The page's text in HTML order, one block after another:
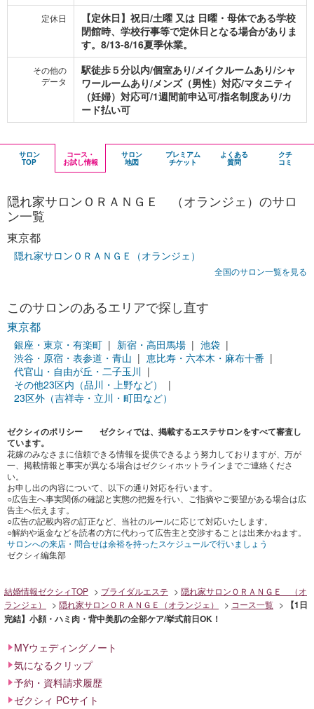
定休日
【定休日】祝日/土曜 又は 日曜・母体である学校
閉館時、学校行事等で定休日となる場合がありま
す。8/13-8/16夏季休業。
その他の
データ
駅徒歩５分以内/個室あり/メイクルームあり/シャ
ワールームあり/メンズ（男性）対応/マタニティ
（妊婦）対応可/1週間前申込可/指名制度あり/カ
ード払い可
サロン
TOP
コース・
お試し情報
サロン
地図
プレミアム
チケット
よくある
質問
クチ
コミ
隠れ家サロンＯＲＡＮＧＥ （オランジェ）のサロ
ン一覧
東京都
隠れ家サロンＯＲＡＮＧＥ（オランジェ）
全国のサロン一覧を見る
このサロンのあるエリアで探し直す
東京都
銀座・東京・有楽町 新宿・高田馬場
池袋
渋谷・原宿・表参道・青山
恵比寿・六本木・麻布十番
代官山・自由が丘・二子玉川
その他23区内（品川・上野など）
23区外（吉祥寺・立川・町田など）
ゼクシィのポリシー ゼクシィでは、掲載するエステサロンをすべて審査し
ています。
花嫁のみなさまに信頼できる情報を提供できるよう努力しておりますが、万が
一、掲載情報と事実が異なる場合はゼクシィホットラインまでご連絡くださ
い。
お申し出の内容について、以下の通り対応を行います。
○広告主へ事実関係の確認と実態の把握を行い、ご指摘やご要望がある場合は広
告主へ伝えます。
○広告の記載内容の訂正など、当社のルールに応じて対応いたします。
○解約や返金などを読者の方に代わって広告主と交渉することは出来かねます。
サロンへの来店・問合せは余裕を持ったスケジュールで行いましょう
ゼクシィ編集部
結婚情報ゼクシィTOP ブライダルエステ
隠れ家サロンＯＲＡＮＧＥ （オ
ランジェ）
隠れ家サロンＯＲＡＮＧＥ（オランジェ） コース一覧
【1日
完結】小顔・ハミ肉・背中美肌の全部ケア/挙式前日OK！
MYウェディングノート
気になるクリップ
予約・資料請求履歴
ゼクシィ PCサイト